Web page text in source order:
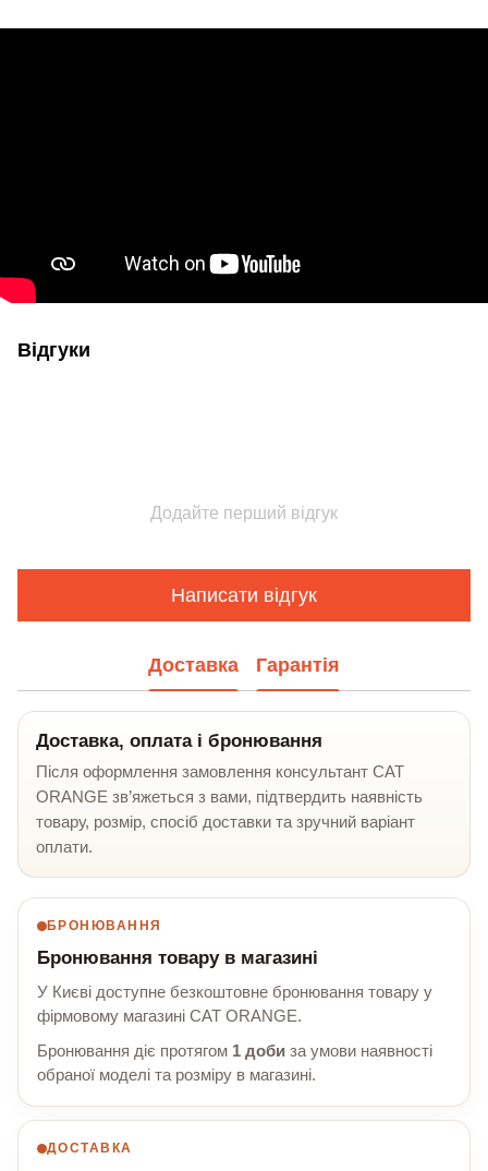
Відгуки
Додайте перший відгук
Написати відгук
Доставка Гарантія
Доставка, оплата і бронювання
Після оформлення замовлення консультант CAT
ORANGE зв’яжеться з вами, підтвердить наявність
товару, розмір, спосіб доставки та зручний варіант
оплати.
БРОНЮВАННЯ
Бронювання товару в магазині
У Києві доступне безкоштовне бронювання товару у
фірмовому магазині CAT ORANGE.
Бронювання діє протягом 1 доби за умови наявності
обраної моделі та розміру в магазині.
ДОСТАВКА